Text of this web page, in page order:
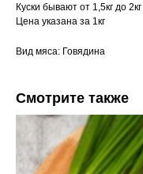
Куски бывают от 1,5кг до 2кг
Цена указана за 1кг
Вид мяса: Говядина
Смотрите также